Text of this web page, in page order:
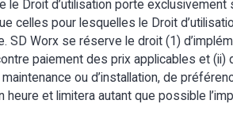
le Droit d’utilisation porte
celles pour lesquelles le Droit
SD Worx se réserve le droit (1)
paiement des prix applicables et (ii)
ou d’installation, de
et limitera autant que possible